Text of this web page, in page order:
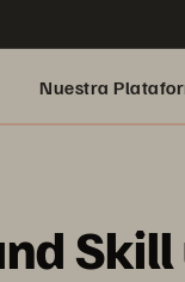
Nuestra